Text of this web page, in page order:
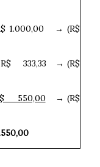
1.000,00 → (R$
333,33 → (R$
550,00 → (R$